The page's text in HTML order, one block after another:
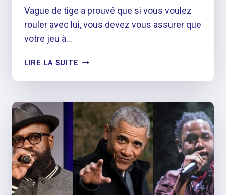
Vague de tige a prouvé que si vous voulez
rouler avec lui, vous devez vous assurer que
votre jeu à…
LIRE LA SUITE ROD
POUSSE
AMI
À
VOMIR
APRÈS
UN
DÉFI
DE
BOISSON